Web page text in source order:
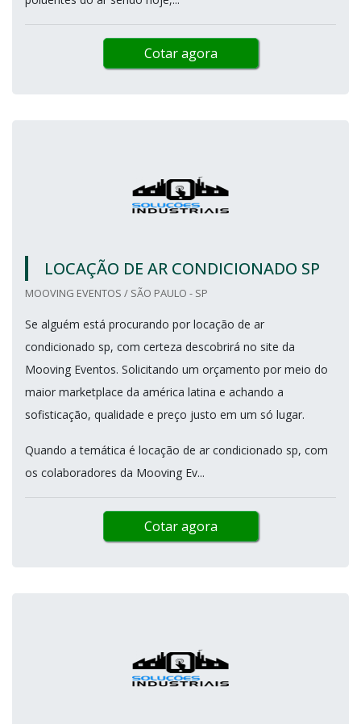
Cotar agora
LOCAÇÃO DE AR CONDICIONADO SP
MOOVING EVENTOS / SÃO PAULO - SP
Se alguém está procurando por locação de ar
condicionado sp, com certeza descobrirá no site da
Mooving Eventos. Solicitando um orçamento por meio do
maior marketplace da américa latina e achando a
sofisticação, qualidade e preço justo em um só lugar.
Quando a temática é locação de ar condicionado sp, com
os colaboradores da Mooving Ev...
Cotar agora